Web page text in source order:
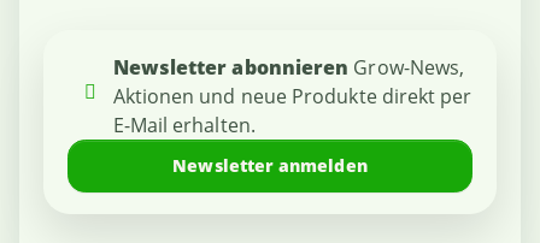
Newsletter abonnieren Grow-News,
Aktionen und neue Produkte direkt per
E-Mail erhalten.
Newsletter anmelden